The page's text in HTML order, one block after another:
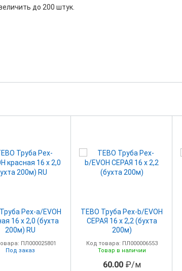
до 200 штук.
Pex-a/EVOH
16 х 2,0 (бухта
200м) RU
ПЛ000025801
Под заказ
TEBO Труба Pex-b/EVOH
СЕРАЯ 16 х 2,2 (бухта
200м)
Код товара: ПЛ000006553
Товар в наличии
60.00₽/м